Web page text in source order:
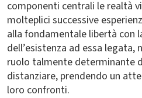
componenti centrali le realtà
molteplici successive
alla fondamentale libertà con
dell’esistenza ad essa legata,
ruolo talmente determinante
distanziare, prendendo un
loro confronti.